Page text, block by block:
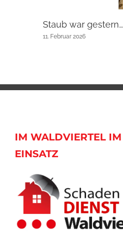
Staub war gestern…
11. Februar 2026
IM WALDVIERTEL IM
EINSATZ